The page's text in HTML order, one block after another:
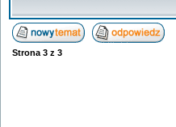
Strona 3 z 3